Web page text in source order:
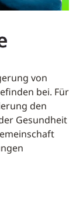
von
bei. Für
den
Gesundheit